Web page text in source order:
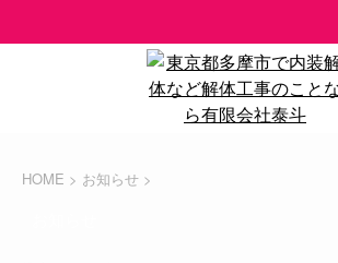
HOME > お知らせ >